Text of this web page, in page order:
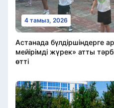
4 тамыз, 2026
Астанада бүлдіршіндерге
мейірімді жүрек» атты
өтті